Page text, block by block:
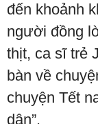
đến khoảnh
người đồng
thịt, ca sĩ trẻ
bàn về
chuyện Tết
dân”.